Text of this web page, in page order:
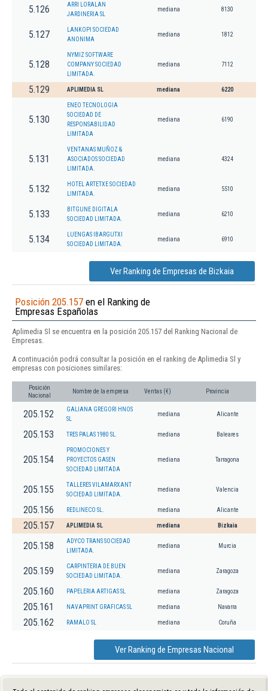
5.126
ARRI LORALAN
JARDINERIA SL
mediana 8130
5.127
LANKOPI SOCIEDAD
ANONIMA
mediana 1812
5.128
NYMIZ SOFTWARE
COMPANY SOCIEDAD
LIMITADA.
mediana 7112
5.129 APLIMEDIA SL mediana 6220
5.130
ENEO TECNOLOGIA
SOCIEDAD DE
RESPONSABILIDAD
LIMITADA
mediana 6190
5.131
VENTANAS MUÑOZ &
ASOCIADOS SOCIEDAD
LIMITADA.
mediana 4324
5.132
HOTEL ARTETXE SOCIEDAD
LIMITADA.
mediana 5510
5.133
BITGUNE DIGITALA
SOCIEDAD LIMITADA.
mediana 6210
5.134
LUENGAS IBARGUTXI
SOCIEDAD LIMITADA.
mediana 6910
Ver Ranking de Empresas de Bizkaia
Posición 205.157 en el Ranking de
Empresas Españolas
Aplimedia Sl se encuentra en la posición 205.157 del Ranking Nacional de
Empresas.
A continuación podrá consultar la posición en el ranking de Aplimedia Sl y
empresas con posiciones similares:
Posición
Nacional
Nombre de la empresa Ventas (€) Provincia
205.152
GALIANA GREGORI HNOS
SL
mediana Alicante
205.153 TRES PALAS 1980 SL. mediana Baleares
205.154
PROMOCIONES Y
PROYECTOS GASEN
SOCIEDAD LIMITADA
mediana Tarragona
205.155
TALLERES VILAMARXANT
SOCIEDAD LIMITADA.
mediana Valencia
205.156 REDLINECO SL. mediana Alicante
205.157 APLIMEDIA SL mediana Bizkaia
205.158
ADYCO TRANS SOCIEDAD
LIMITADA.
mediana Murcia
205.159
CARPINTERIA DE BUEN
SOCIEDAD LIMITADA.
mediana Zaragoza
205.160 PAPELERIA ARTIGAS SL mediana Zaragoza
205.161 NAVAPRINT GRAFICAS SL mediana Navarra
205.162 RAMALO SL mediana Coruña
Ver Ranking de Empresas Nacional